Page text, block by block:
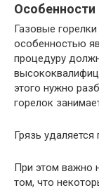
Особенности
Газовые
особенностью
процедуру
этого нужно
горелок
Грязь
При этом важно
том, что